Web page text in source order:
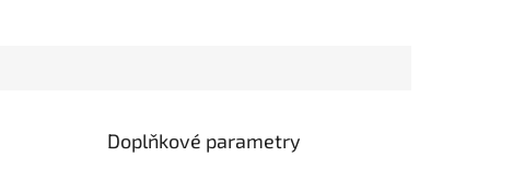
Doplňkové parametry